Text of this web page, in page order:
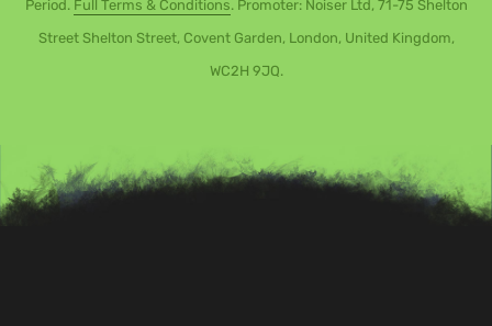
Period. Full Terms & Conditions. Promoter: Noiser Ltd, 71-75 Shelton
Street Shelton Street, Covent Garden, London, United Kingdom,
WC2H 9JQ.